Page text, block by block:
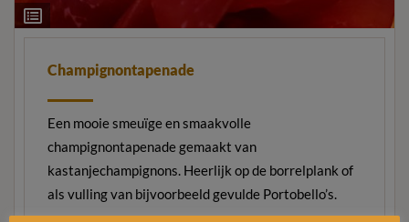
Ingrediëntenlijst
Champignontapenade
Een mooie smeuïge en smaakvolle
champignontapenade gemaakt van
kastanjechampignons. Heerlijk op de borrelplank of
als vulling van bijvoorbeeld gevulde Portobello’s.